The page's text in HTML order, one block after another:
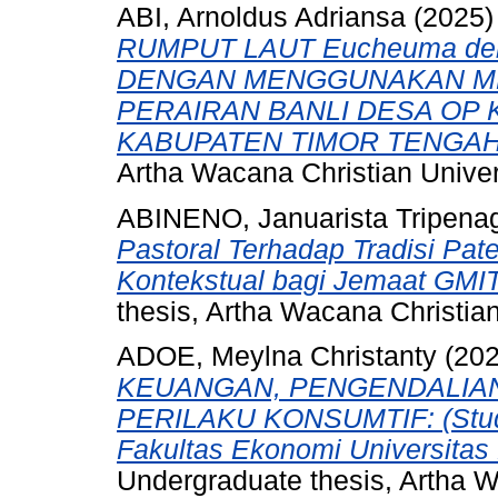
ABI, Arnoldus Adriansa
RUMPUT LAUT Eucheuma
DENGAN MENGGUNAKAN
PERAIRAN BANLI DESA OP
KABUPATEN TIMOR
Artha Wacana Christian
ABINENO, Januarista
Pastoral Terhadap Tradisi
Kontekstual bagi Jemaat
thesis, Artha Wacana
ADOE, Meylna Christanty
KEUANGAN,
PERILAKU KONSUMTIF:
Fakultas Ekonomi
Undergraduate thesis, Artha